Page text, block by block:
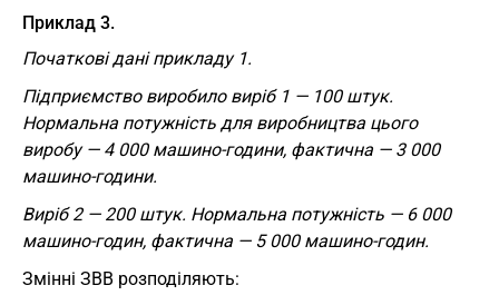
Приклад 3.
Початкові дані прикладу 1.
Підприємство виробило виріб 1 — 100 штук.
Нормальна потужність для виробництва цього
виробу — 4 000 машино-години, фактична — 3 000
машино-години.
Виріб 2 — 200 штук. Нормальна потужність — 6 000
машино-годин, фактична — 5 000 машино-годин.
Змінні ЗВВ розподіляють: